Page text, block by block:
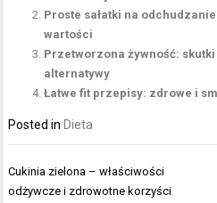
Proste sałatki na
wartości
Przetworzona żywność:
alternatywy
Łatwe fit przepisy: zdrowe i
Posted in Dieta
Nawigacja
wpisu
Cukinia zielona – właściwości
odżywcze i zdrowotne korzyści